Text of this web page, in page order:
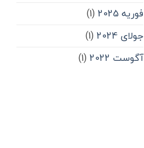
فوریه 2025
(1)
جولای 2024
(1)
آگوست 2022
(1)